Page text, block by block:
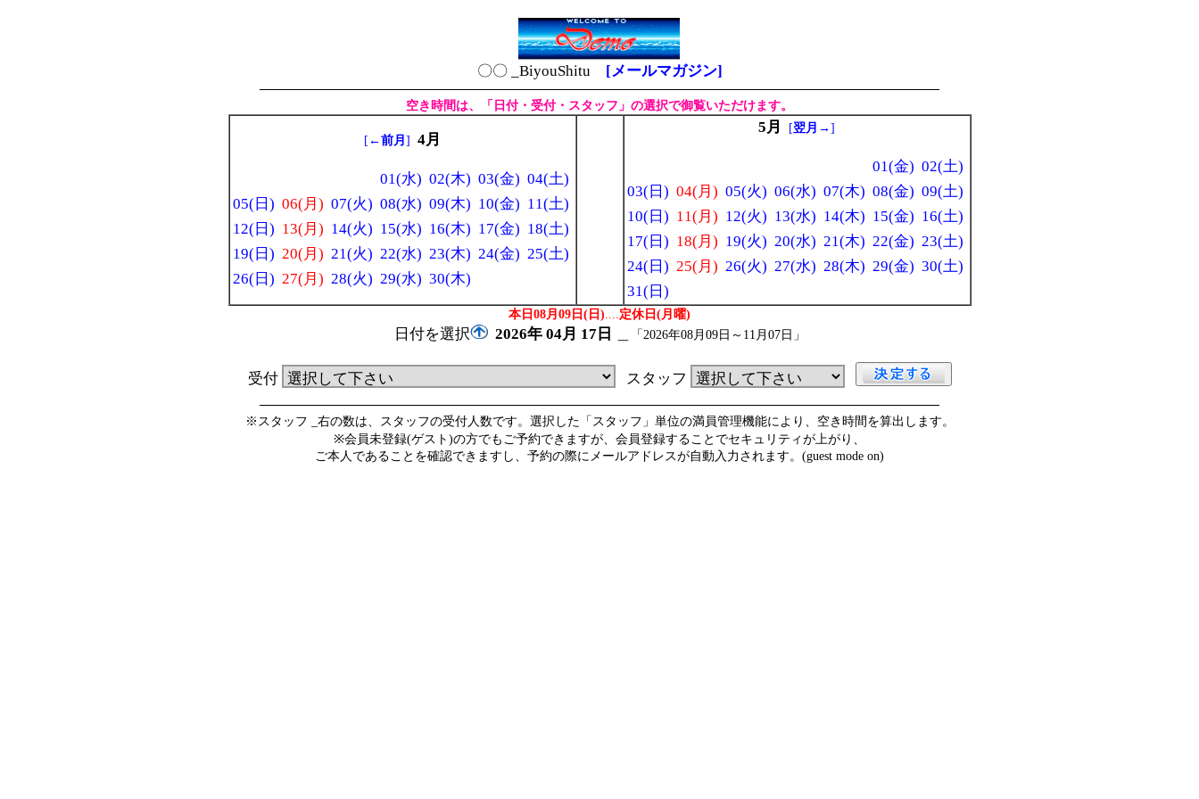
〇〇 _BiyouShitu [メールマガジン]
空き時間は、「日付・受付・スタッフ」の選択で御覧いただけます。
[ ←前月 ] 4月
01(水) 02(木) 03(金) 04(土)
05(日) 06(月) 07(火) 08(水) 09(木) 10(金) 11(土)
12(日) 13(月) 14(火) 15(水) 16(木) 17(金) 18(土)
19(日) 20(月) 21(火) 22(水) 23(木) 24(金) 25(土)
26(日) 27(月) 28(火) 29(水) 30(木)
5月 [翌月→]
01(金) 02(土)
03(日) 04(月) 05(火) 06(水) 07(木) 08(金) 09(土)
10(日) 11(月) 12(火) 13(水) 14(木) 15(金) 16(土)
17(日) 18(月) 19(火) 20(水) 21(木) 22(金) 23(土)
24(日) 25(月) 26(火) 27(水) 28(木) 29(金) 30(土)
31(日)
本日08月09日(日)....定休日(月曜)
日付を選択 2026年 04月 17日 「2026年08月09日～11月07日」
受付 スタッフ
※スタッフ _右の数は、スタッフの受付人数です。選択した「スタッフ」単位の満員管理機能により、空き時間を算出します。
※会員未登録(ゲスト)の方でもご予約できますが、会員登録することでセキュリティが上がり、
ご本人であることを確認できますし、予約の際にメールアドレスが自動入力されます。(guest mode on)